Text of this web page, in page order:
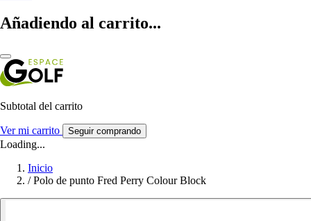
Añadiendo al carrito...
Subtotal del carrito
Ver mi carrito Seguir comprando
Loading...
Inicio
/ Polo de punto Fred Perry Colour Block